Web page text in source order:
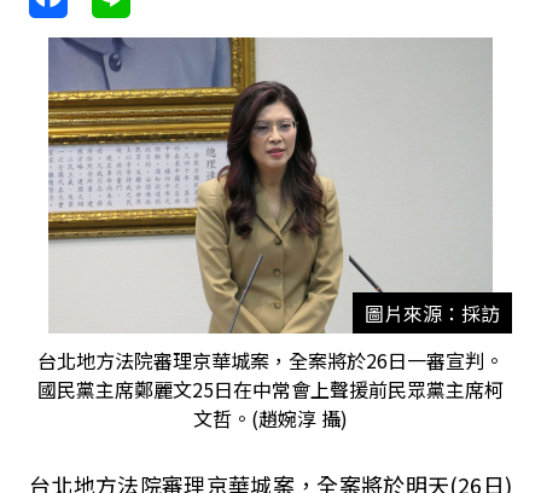
圖片來源：採訪
台北地方法院審理京華城案，全案將於26日一審宣判。
國民黨主席鄭麗文25日在中常會上聲援前民眾黨主席柯
文哲。(趙婉淳 攝)
台北地方法院審理京華城案，全案將於明天(26日)